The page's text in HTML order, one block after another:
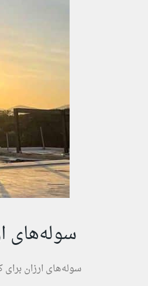
سوله‌های
سوله‌های ارزان